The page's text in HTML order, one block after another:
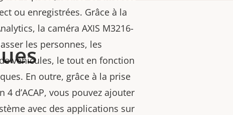
ou enregistrées. Grâce à la
la caméra AXIS M3216-
les personnes, les
véhicules, le tout en fonction
En outre, grâce à la prise
4 d’ACAP, vous pouvez ajouter
avec des applications sur